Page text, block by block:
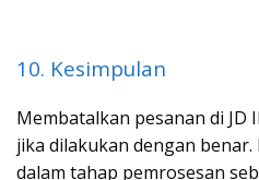
10. Kesimpulan
Membatalkan pesanan di
jika dilakukan dengan
dalam tahap pemrosesan